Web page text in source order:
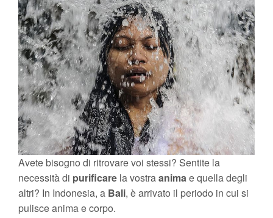
Bellezza
Fitness
Relax
Viaggi & Vacanze
Avete bisogno di ritrovare voi stessi? Sentite la
necessità di purificare la vostraanimae quella degli
altri? In Indonesia, a Bali, è arrivato il periodo in cui si
pulisce anima e corpo.